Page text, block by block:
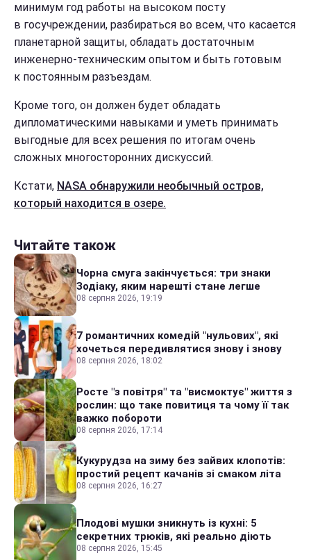
минимум год работы на высоком посту
в госучреждении, разбираться во всем, что касается
планетарной защиты, обладать достаточным
инженерно-техническим опытом и быть готовым
к постоянным разъездам.
Кроме того, он должен будет обладать
дипломатическими навыками и уметь принимать
выгодные для всех решения по итогам очень
сложных многосторонних дискуссий.
Кстати, NASA обнаружили необычный остров,
который находится в озере.
Читайте також
Чорна смуга закінчується: три знаки
Зодіаку, яким нарешті стане легше
08 серпня 2026, 19:19
7 романтичних комедій "нульових", які
хочеться передивлятися знову і знову
08 серпня 2026, 18:02
Росте "з повітря" та "висмоктує" життя з
рослин: що таке повитиця та чому її так
важко побороти
08 серпня 2026, 17:14
Кукурудза на зиму без зайвих клопотів:
простий рецепт качанів зі смаком літа
08 серпня 2026, 16:27
Плодові мушки зникнуть із кухні: 5
секретних трюків, які реально діють
08 серпня 2026, 15:45